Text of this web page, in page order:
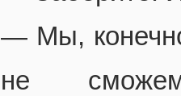
— Мы,
не сможем